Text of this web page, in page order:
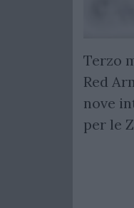
Terzo
Red
nove
per le